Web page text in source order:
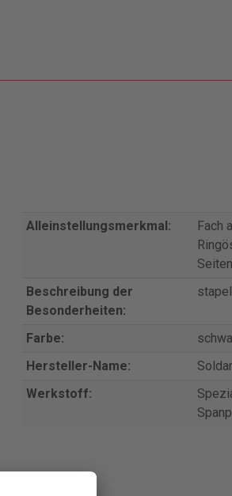
Alleinstellungsmerkmal:
Fach
Beschreibung der
Besonderheiten:
Farbe:
Hersteller-Name:
Werkstoff: